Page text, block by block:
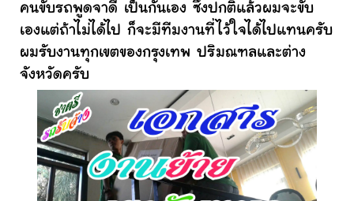
คนขับรถพูดจาดี เป็นกันเอง ซึ่งปกติแล้วผมจะขับ
เองแต่ถ้าไม่ได้ไป ก็จะมีทีมงานที่ไว้ใจได้ไปแทนครับ
ผมรับงานทุกเขตของกรุงเทพ ปริมณฑลและต่าง
จังหวัดครับ